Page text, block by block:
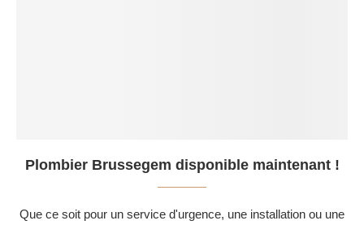
Plombier Brussegem disponible maintenant !
Que ce soit pour un service d'urgence, une installation ou une